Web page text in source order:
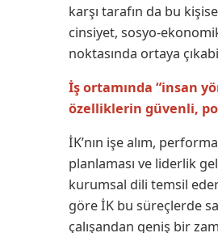
karşı tarafın da bu
cinsiyet, sosyo-
noktasında ortaya
İş ortamında “insan
özelliklerin güvenli,
İK’nın işe alım,
planlaması ve liderlik
kurumsal dili temsil
göre İK bu süreçlerde
çalışandan geniş bir